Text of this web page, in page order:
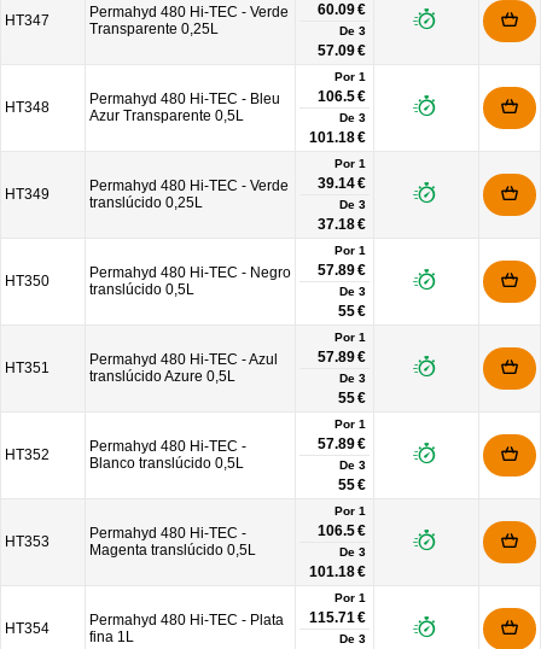
HT347
Permahyd 480 Hi-TEC - Verde
Transparente 0,25L
60.09 €
De 3
57.09 €
HT348
Permahyd 480 Hi-TEC - Bleu
Azur Transparente 0,5L
Por 1
106.5 €
De 3
101.18 €
HT349
Permahyd 480 Hi-TEC - Verde
translúcido 0,25L
Por 1
39.14 €
De 3
37.18 €
HT350
Permahyd 480 Hi-TEC - Negro
translúcido 0,5L
Por 1
57.89 €
De 3
55 €
HT351
Permahyd 480 Hi-TEC - Azul
translúcido Azure 0,5L
Por 1
57.89 €
De 3
55 €
HT352
Permahyd 480 Hi-TEC -
Blanco translúcido 0,5L
Por 1
57.89 €
De 3
55 €
HT353
Permahyd 480 Hi-TEC -
Magenta translúcido 0,5L
Por 1
106.5 €
De 3
101.18 €
HT354
Permahyd 480 Hi-TEC - Plata
fina 1L
Por 1
115.71 €
De 3